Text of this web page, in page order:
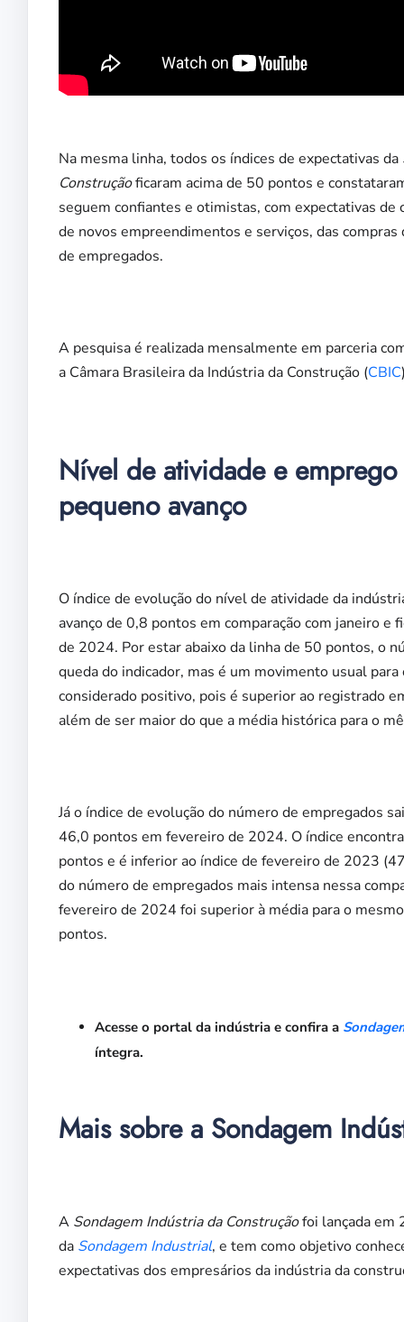
Na mesma linha, todos os índices de expectativas da
Construçãoficaram acima de 50 pontos e
seguem confiantes e otimistas, com expectativas
de novos empreendimentos e serviços, das
de empregados.
A pesquisa é realizada mensalmente em parceria
a Câmara Brasileira da Indústria da Construção (CBIC
Nível de atividade e emprego
pequeno avanço
O índice de evolução do nível de atividade da
avanço de 0,8 pontos em comparação com janeiro
de 2024. Por estar abaixo da linha de 50 pontos, o
queda do indicador, mas é um movimento usual
considerado positivo, pois é superior ao registrado
além de ser maior do que a média histórica para o
Já o índice de evolução do número de empregados
46,0 pontos em fevereiro de 2024. O índice
pontos e é inferior ao índice de fevereiro de 2023
do número de empregados mais intensa nessa
fevereiro de 2024 foi superior à média para o
pontos.
Acesse o portal da indústria e confira a
íntegra.
Mais sobre a Sondagem
A Sondagem Indústria da Construçãofoi lançada em
da Sondagem Industrial, e tem como objetivo
expectativas dos empresários da indústria da